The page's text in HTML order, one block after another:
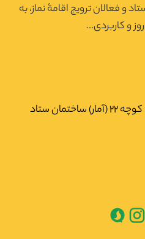
و فعالان ترویج اقامۀ نماز، به
و کاربردی...
قم، خیابان شهدا (صفائیه)، کوچه ۲۲ (آمار) ساختمان ستاد